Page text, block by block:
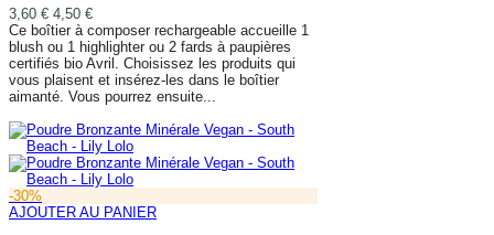
3,60 € 4,50 €
Ce boîtier à composer rechargeable accueille 1
blush ou 1 highlighter ou 2 fards à paupières
certifiés bio Avril. Choisissez les produits qui
vous plaisent et insérez-les dans le boîtier
aimanté. Vous pourrez ensuite...
-30%
AJOUTER AU PANIER